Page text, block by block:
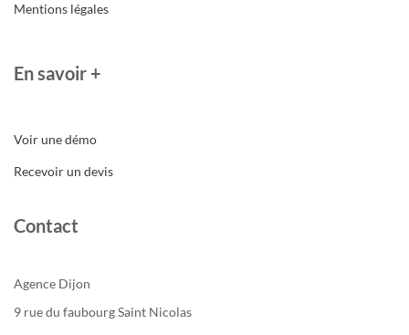
Mentions légales
En savoir +
Voir une démo
Recevoir un devis
Contact
Agence Dijon
9 rue du faubourg Saint Nicolas